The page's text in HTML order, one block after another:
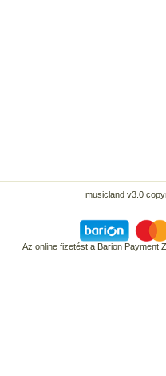
musicland v3.0
Az online fizetést a Barion Payment